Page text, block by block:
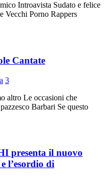
Introavista Sudato e felice
Vecchi Porno Rappers
Cantate
3
altro Le occasioni che
Barbari Se questo
presenta il nuovo
l’esordio di